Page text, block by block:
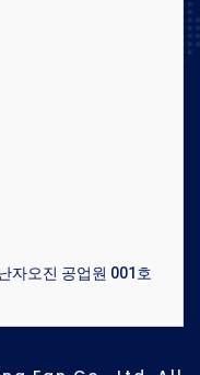
자오진 공업원 001호